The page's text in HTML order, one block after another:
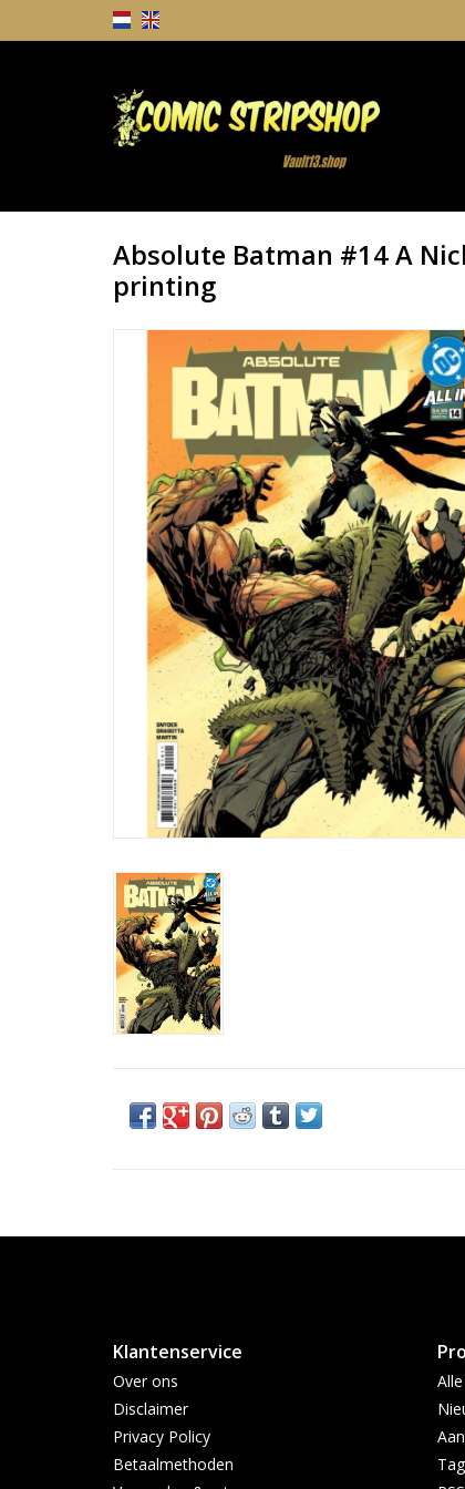
Absolute Batman #14 A
printing
Klantenservice
Over ons
Disclaimer
Privacy Policy
Betaalmethoden